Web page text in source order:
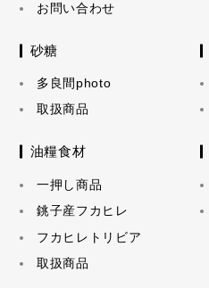
お問い合わせ
砂糖
多良間photo
取扱商品
油糧食材
一押し商品
銚子産フカヒレ
フカヒレトリビア
取扱商品